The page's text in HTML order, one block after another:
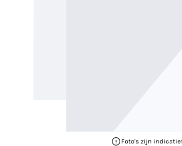
Foto's zijn